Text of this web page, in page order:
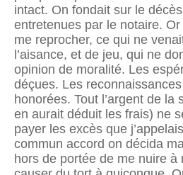
intact. On fondait sur le
entretenues par le notaire.
me reprocher, ce qui ne
l’aisance, et de jeu, qui ne
opinion de moralité. Les
déçues. Les
honorées. Tout l’argent de la
en aurait déduit les frais) ne
payer les excès que
commun accord on décida
hors de portée de me nuire à